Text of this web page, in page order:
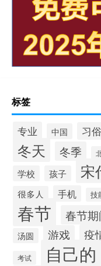
标签
专业 中国 习俗
冬天 冬季
学校
孩子 宋
很多人 手机 技
春节 春节
汤圆 游戏 疫
考试 自己的